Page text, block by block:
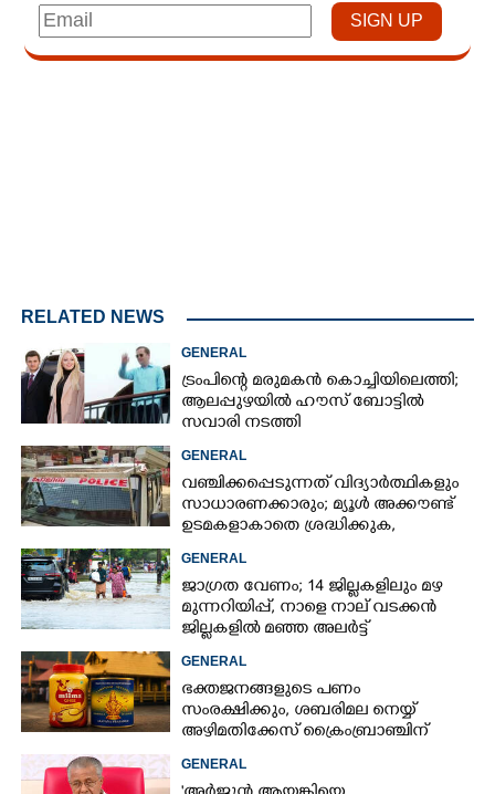
RELATED NEWS
GENERAL
ട്രംപിന്റെ മരുമകൻ കൊച്ചിയിലെത്തി;
ആലപ്പുഴയിൽ ഹൗസ് ബോട്ടിൽ
സവാരി നടത്തി
GENERAL
വഞ്ചിക്കപ്പെടുന്നത് വിദ്യാർത്ഥികളും
സാധാരണക്കാരും; മ്യൂൾ അക്കൗണ്ട്
ഉടമകളാകാതെ ശ്രദ്ധിക്കുക,
GENERAL
ജാഗ്രത വേണം; 14 ജില്ലകളിലും മഴ
മുന്നറിയിപ്പ്, നാളെ നാല് വടക്കൻ
ജില്ലകളിൽ മഞ്ഞ അലർട്ട്
GENERAL
ഭക്തജനങ്ങളുടെ പണം
സംരക്ഷിക്കും, ശബരിമല നെയ്യ്
അഴിമതിക്കേസ് ക്രൈംബ്രാഞ്ചിന്
GENERAL